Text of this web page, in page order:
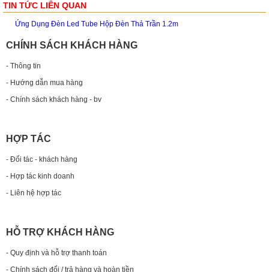
TIN TỨC LIÊN QUAN
Ứng Dụng Đèn Led Tube Hộp Đèn Thả Trần 1.2m
CHÍNH SÁCH KHÁCH HÀNG
- Thông tin
- Hướng dẫn mua hàng
- Chính sách khách hàng - bv
HỢP TÁC
- Đối tác - khách hàng
- Hợp tác kinh doanh
- Liên hệ hợp tác
HỖ TRỢ KHÁCH HÀNG
- Quy định và hỗ trợ thanh toán
- Chính sách đổi / trả hàng và hoàn tiền